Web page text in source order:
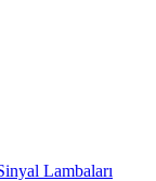
Lambaları